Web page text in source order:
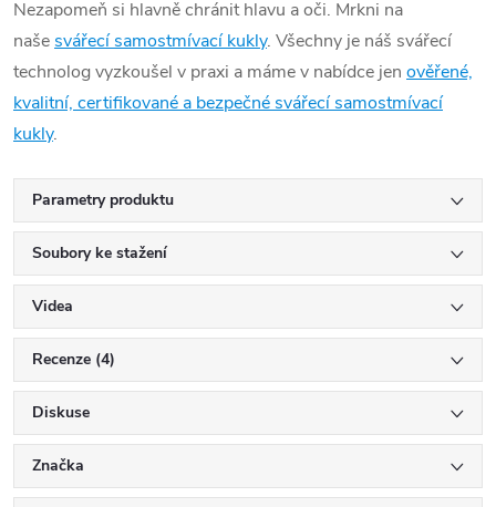
Nezapomeň si hlavně chránit hlavu a oči. Mrkni na
našesvářecí samostmívací kukly. Všechny je náš svářecí
technolog vyzkoušel v praxi a máme v nabídce jen ověřené,
kvalitní, certifikované a bezpečné svářecí samostmívací
kukly.
Parametry produktu
Soubory ke stažení
Videa
Recenze (4)
Diskuse
Značka